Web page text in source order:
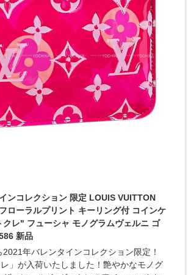
ンコレクション 限定 LOUIS VUITTON
ローラルプリント キーリング付 コインケ
レ" フューシャ モノグラムヴェルニ ゴ
新品
年バレンタインコレクション限定！
レ」が入荷いたしました！艶やかなモノグ